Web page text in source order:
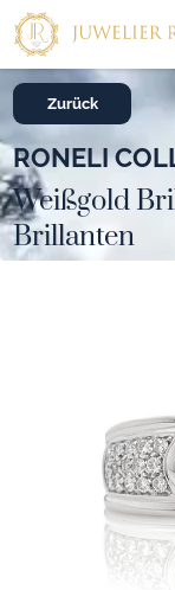
Zurück
RONELI
Weißgold
Brillanten